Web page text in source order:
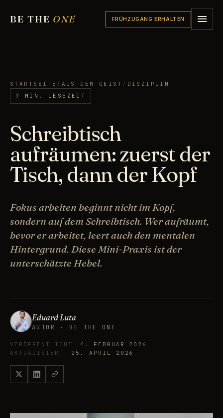
BE THE ONE FRÜHZUGANG ERHALTEN
STARTSEITE / AUS DEM GEIST / DISZIPLIN
7 MIN. LESEZEIT
Schreibtisch
aufräumen: zuerst der
Tisch, dann der Kopf
Fokus arbeiten beginnt nicht im Kopf,
sondern auf dem Schreibtisch. Wer aufräumt,
bevor er arbeitet, leert auch den mentalen
Hintergrund. Diese Mini-Praxis ist der
unterschätzte Hebel.
Eduard Luta
AUTOR · BE THE ONE
VERÖFFENTLICHT
4. FEBRUAR 2026
AKTUALISIERT
25. APRIL 2026